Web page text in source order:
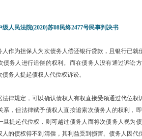
人民法院(2020)苏08民终2477号民事判决书
人作为担保人为次债务人偿还银行贷款，且银行已就
债务人进行追偿的权利。而在债务人没有通过诉讼
务人提起债权人代位权诉讼。
法律规定，可以确认债权人有权直接受领通过代位
系，但法律赋予债权人直按追索次债务人的权利，
旦提起代位权，则可越过债务人而将次债务人视为
人的债权得不到清偿，其利益受到损害。债务人因